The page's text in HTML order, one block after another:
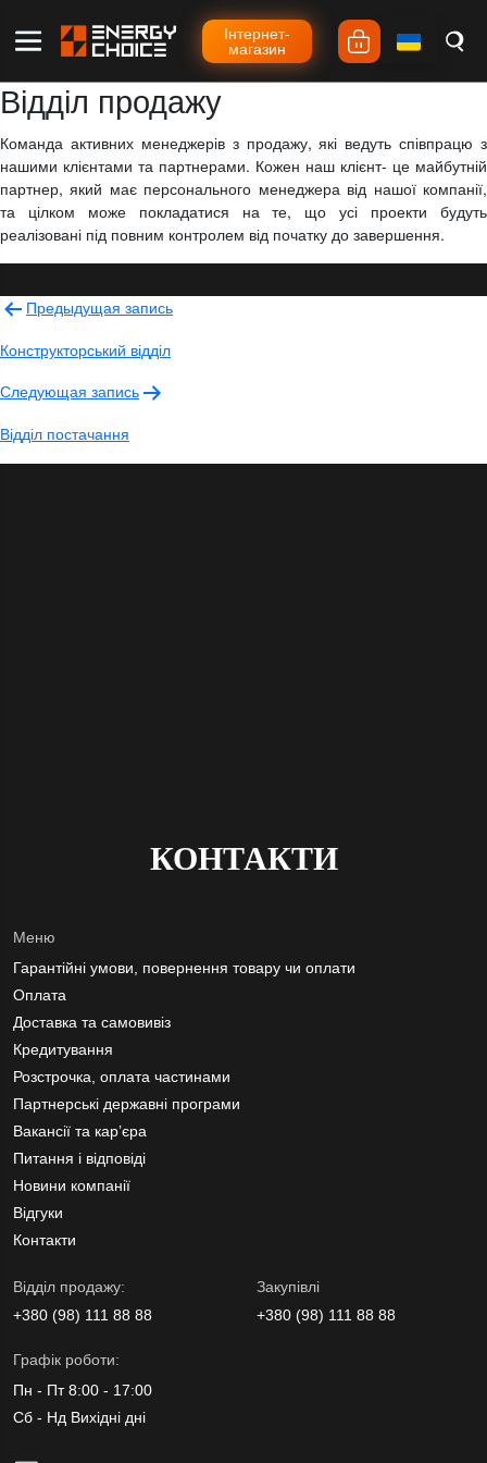
Iнтернет-
магазин
Відділ продажу
Команда активних менеджерів з продажу, які ведуть співпрацю з
нашими клієнтами та партнерами. Кожен наш клієнт- це майбутній
партнер, який має персонального менеджера від нашої компанії,
та цілком може покладатися на те, що усі проекти будуть
реалізовані під повним контролем від початку до завершення.
Навигация
по
Предыдущая запись
Конструкторський відділ
Следующая запись
Відділ постачання
КОНТАКТИ
Меню
Гарантійні умови, повернення товару чи оплати
Оплата
Доставка та самовивіз
Кредитування
Розстрочка, оплата частинами
Партнерські державні програми
Вакансії та кар’єра
Питання і відповіді
Новини компанії
Відгуки
Контакти
Вiддiл продажу:
+380 (98) 111 88 88
Закупівлі
+380 (98) 111 88 88
Графік роботи:
Пн - Пт 8:00 - 17:00
Сб - Нд Вихідні дні